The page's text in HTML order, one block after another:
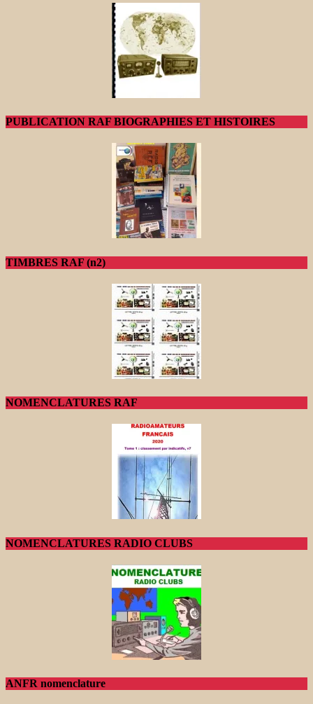
PUBLICATION RAF BIOGRAPHIES ET HISTOIRES
TIMBRES RAF (n2)
NOMENCLATURES RAF
NOMENCLATURES RADIO CLUBS
ANFR nomenclature